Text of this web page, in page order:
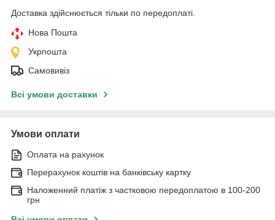
Доставка здійснюється тільки по передоплаті.
Нова Пошта
Укрпошта
Самовивіз
Всі умови доставки
Умови оплати
Оплата на рахунок
Перерахунок коштів на банківську картку
Наложенний платіж з частковою передоплатою в 100-200
грн